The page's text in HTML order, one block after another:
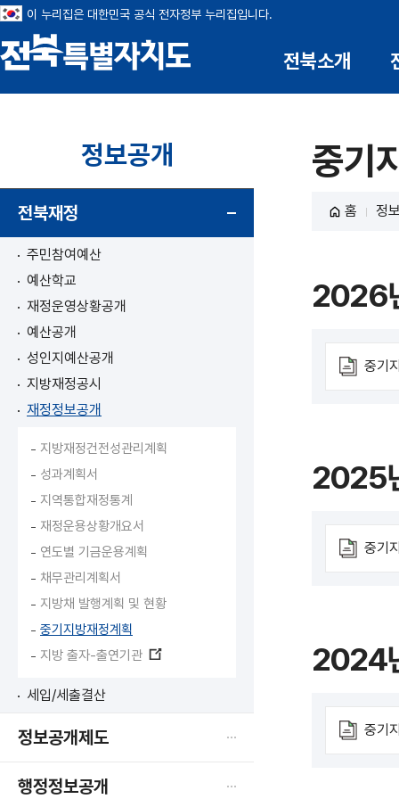
전북특별자치도
이 누리집은 대한민국 공식 전자정부 누리집입니다.
전북소개
정보공개
전북재정
주민참여예산
예산학교
재정운영상황공개
예산공개
성인지예산공개
지방재정공시
재정정보공개
지방재정건전성관리계획
성과계획서
지역통합재정통계
재정운용상황개요서
연도별 기금운용계획
채무관리계획서
지방채 발행계획 및 현황
중기지방재정계획
지방 출자-출연기관
세입/세출결산
정보공개제도
행정정보공개
중기
홈 정
2026
중기
2025
중기
2024
중기